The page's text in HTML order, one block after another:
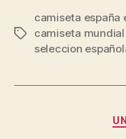
Etiquetas
camiseta españa
camiseta mundial
seleccion